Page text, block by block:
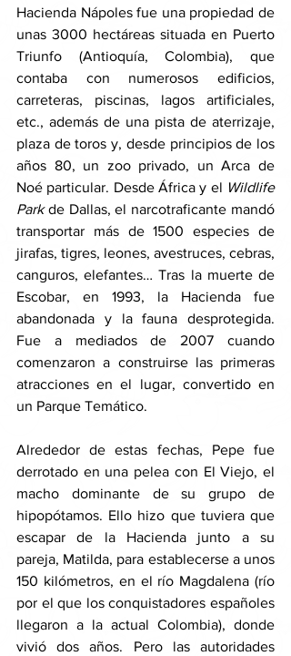
Hacienda Nápoles fue una propiedad de
unas 3000 hectáreas situada en Puerto
Triunfo (Antioquía, Colombia), que
contaba con numerosos edificios,
carreteras, piscinas, lagos artificiales,
etc., además de una pista de aterrizaje,
plaza de toros y, desde principios de los
años 80, un zoo privado, un Arca de
Noé particular. Desde África y el Wildlife
Park de Dallas, el narcotraficante mandó
transportar más de 1500 especies de
jirafas, tigres, leones, avestruces, cebras,
canguros, elefantes… Tras la muerte de
Escobar, en 1993, la Hacienda fue
abandonada y la fauna desprotegida.
Fue a mediados de 2007 cuando
comenzaron a construirse las primeras
atracciones en el lugar, convertido en
un Parque Temático.
Alrededor de estas fechas, Pepe fue
derrotado en una pelea con El Viejo, el
macho dominante de su grupo de
hipopótamos. Ello hizo que tuviera que
escapar de la Hacienda junto a su
pareja, Matilda, para establecerse a unos
150 kilómetros, en el río Magdalena (río
por el que los conquistadores españoles
llegaron a la actual Colombia), donde
vivió dos años. Pero las autoridades